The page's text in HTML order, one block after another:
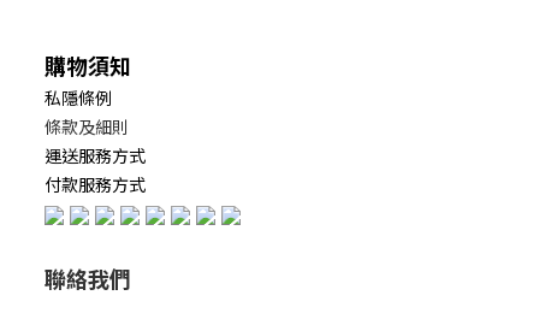
購物須知
私隱條例
條款及細則
運送服務方式
付款服務方式
聯絡我們